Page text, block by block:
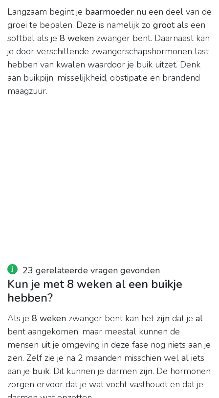
Langzaam begint je baarmoeder nu een deel van de
groei te bepalen. Deze is namelijk zo grootals een
softbal als je 8 weken zwanger bent. Daarnaast kan
je door verschillende zwangerschapshormonen last
hebben van kwalen waardoor je buik uitzet. Denk
aan buikpijn, misselijkheid, obstipatie en brandend
maagzuur.
23 gerelateerde vragen gevonden
Kun je met 8 weken al een buikje
hebben?
Als je 8 weken zwanger bent kan het zijn dat je al
bent aangekomen, maar meestal kunnen de
mensen uit je omgeving in deze fase nog niets aan je
zien. Zelf zie je na 2 maanden misschien wel al iets
aan je buik. Dit kunnen je darmen zijn. De hormonen
zorgen ervoor dat je wat vocht vasthoudt en dat je